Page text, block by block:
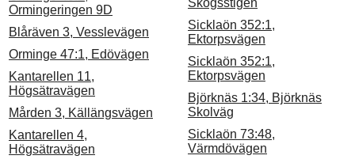
Ormingeringen 9D
Blåräven 3, Vesslevägen
Orminge 47:1, Edövägen
Kantarellen 11,
Högsätravägen
Mården 3, Källängsvägen
Kantarellen 4,
Högsätravägen
Skogsstigen
Sicklaön 352:1,
Ektorpsvägen
Sicklaön 352:1,
Ektorpsvägen
Björknäs 1:34, Björknäs
Skolväg
Sicklaön 73:48,
Värmdövägen